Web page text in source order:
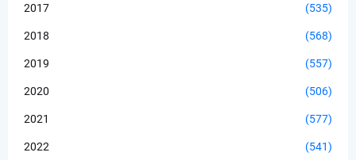
2017 (535)
2018 (568)
2019 (557)
2020 (506)
2021 (577)
2022 (541)